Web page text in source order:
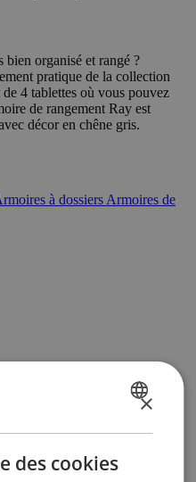
bien organisé et rangé ?
pratique de la collection
4 tablettes où vous pouvez
de rangement Ray est
décor en chêne gris.
à dossiers Armoires de
chêne sonoma
×
des cookies